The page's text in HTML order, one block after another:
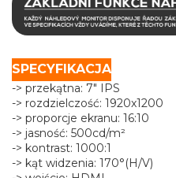
SPECYFIKACJA
-> przekątna: 7" IPS
-> rozdzielczość: 1920x1200
-> proporcje ekranu: 16:10
-> jasność: 500cd/m²
-> kontrast: 1000:1
-> kąt widzenia: 170°(H/V)